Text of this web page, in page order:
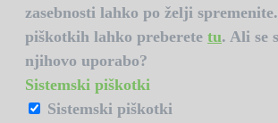
zasebnosti lahko po želji
piškotkih lahko preberete tu. Ali se
njihovo uporabo?
Sistemski piškotki
Sistemski piškotki